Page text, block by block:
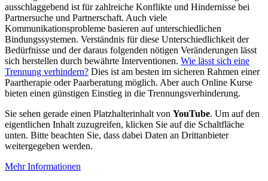
ausschlaggebend ist für zahlreiche Konflikte und Hindernisse bei
Partnersuche und Partnerschaft. Auch viele
Kommunikationsprobleme basieren auf unterschiedlichen
Bindungssystemen. Verständnis für diese Unterschiedlichkeit der
Bedürfnisse und der daraus folgenden nötigen Veränderungen lässt
sich herstellen durch bewährte Interventionen. Wie lässt sich eine
Trennung verhindern? Dies ist am besten im sicheren Rahmen einer
Paartherapie oder Paarberatung möglich. Aber auch Online Kurse
bieten einen günstigen Einstieg in die Trennungsverhinderung.
Sie sehen gerade einen Platzhalterinhalt von YouTube. Um auf den
eigentlichen Inhalt zuzugreifen, klicken Sie auf die Schaltfläche
unten. Bitte beachten Sie, dass dabei Daten an Drittanbieter
weitergegeben werden.
Mehr Informationen